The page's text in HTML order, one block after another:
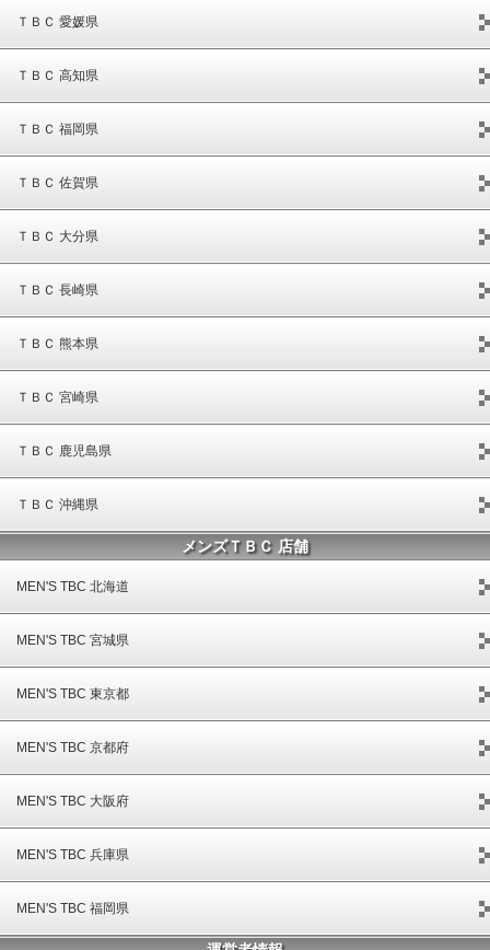
ＴＢＣ 愛媛県
ＴＢＣ 高知県
ＴＢＣ 福岡県
ＴＢＣ 佐賀県
ＴＢＣ 大分県
ＴＢＣ 長崎県
ＴＢＣ 熊本県
ＴＢＣ 宮崎県
ＴＢＣ 鹿児島県
ＴＢＣ 沖縄県
メンズＴＢＣ 店舗
MEN'S TBC 北海道
MEN'S TBC 宮城県
MEN'S TBC 東京都
MEN'S TBC 京都府
MEN'S TBC 大阪府
MEN'S TBC 兵庫県
MEN'S TBC 福岡県